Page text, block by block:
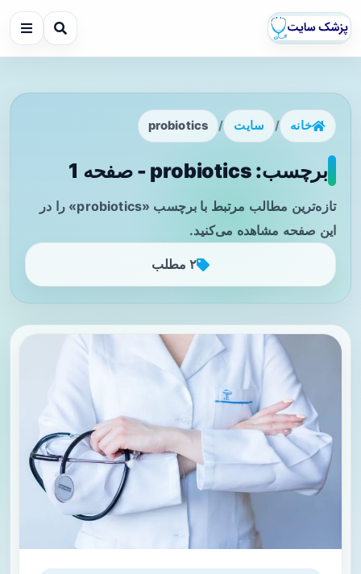
خانه / سایت /
probiotics
برچسب: probiotics - صفحه 1
تازه‌ترین مطالب مرتبط با برچسب «probiotics» را در
این صفحه مشاهده می‌کنید.
۲ مطلب